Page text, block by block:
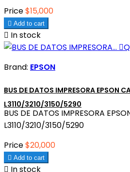
Price$15,000
 Add to cart
 In stock

Brand: EPSON
BUS DE DATOS IMPRESORA EPSON
L3110/3210/3150/5290
BUS DE DATOS IMPRESORA
L3110/3210/3150/5290
Price$20,000
 Add to cart
 In stock